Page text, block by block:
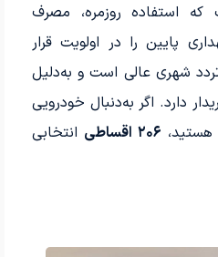
که استفاده روزمره، مصرف
پایین را در اولویت قرار
شهری عالی است و به‌دلیل
دارد. اگر به‌دنبال خودرویی
۲۰۶ اقساطی
انتخابی